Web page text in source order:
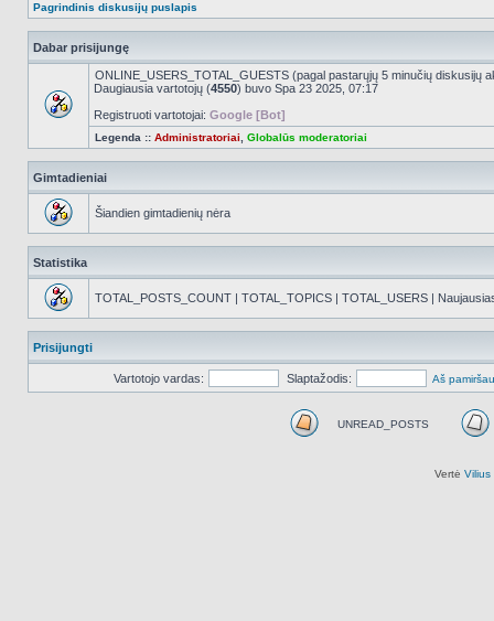
Pagrindinis diskusijų puslapis
Dabar prisijungę
ONLINE_USERS_TOTAL_GUESTS (pagal pastarųjų 5 minučių diskusijų
Daugiausia vartotojų (4550) buvo Spa 23 2025, 07:17
Registruoti vartotojai: Google [Bot]
Legenda :: Administratoriai Globalūs moderatoriai
Gimtadieniai
Šiandien gimtadienių nėra
Statistika
TOTAL_POSTS_COUNT | TOTAL_TOPICS | TOTAL_USERS |
Prisijungti
Vartotojo vardas: Slaptažodis: Aš
UNREAD_POSTS
Vertė Vilius